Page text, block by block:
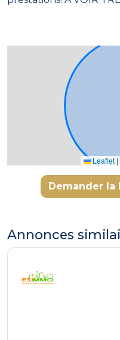
Leaflet |
Demander la
Annonces